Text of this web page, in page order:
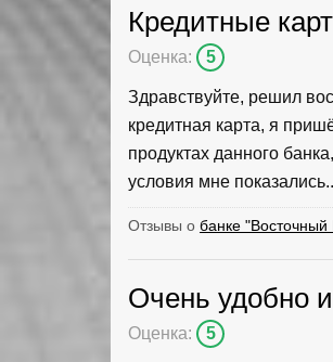
Кредитные
Оценка: 5
Здравствуйте, решил
кредитная карта, я
продуктах данного
условия мне
Отзывы о банке "Восточный
Очень удобно
Оценка: 5